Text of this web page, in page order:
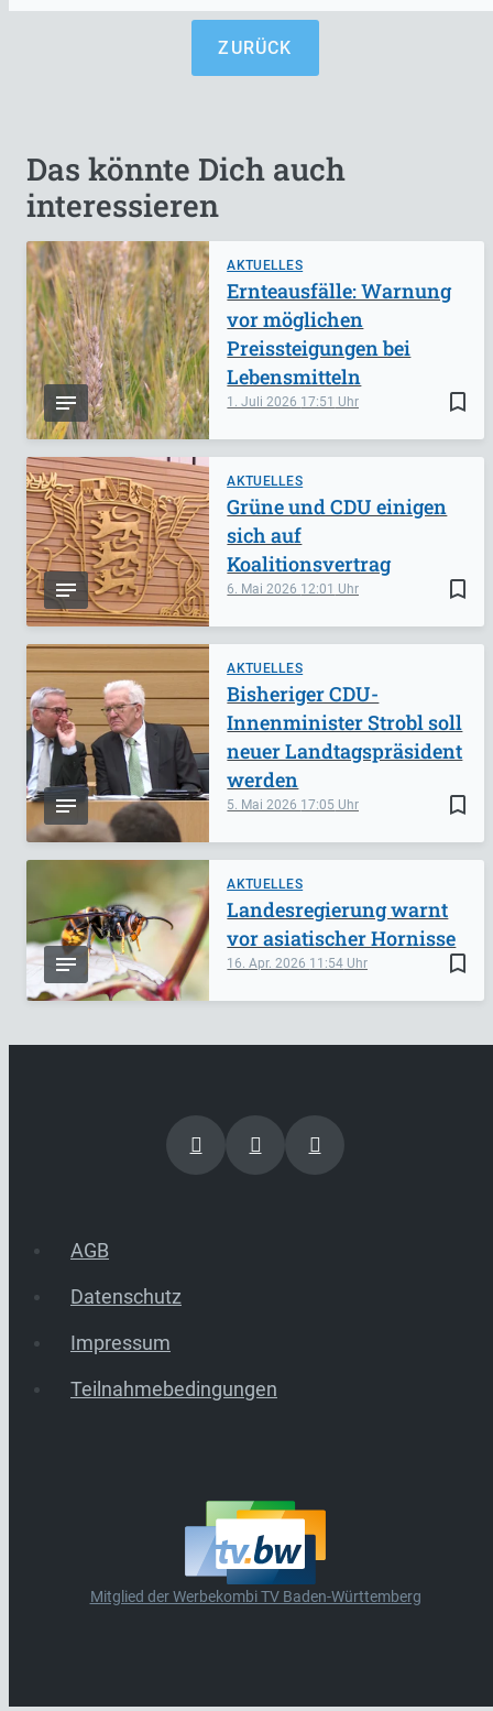
ZURÜCK
Das könnte Dich auch
interessieren
AKTUELLES
bookmark_border
1. Juli 2026 17:51
Ernteausfälle: Warnung
vor möglichen
Preissteigungen bei
Lebensmitteln
AKTUELLES
bookmark_border
6. Mai 2026 12:01
Grüne und CDU einigen
sich auf
Koalitionsvertrag
AKTUELLES
bookmark_border
5. Mai 2026 17:05
Bisheriger CDU-
Innenminister Strobl soll
neuer Landtagspräsident
werden
AKTUELLES
bookmark_border
16. Apr. 2026 11:54
Landesregierung warnt
vor asiatischer Hornisse
AGB
Datenschutz
Impressum
Teilnahmebedingungen
Mitglied der Werbekombi TV Baden-Württemberg